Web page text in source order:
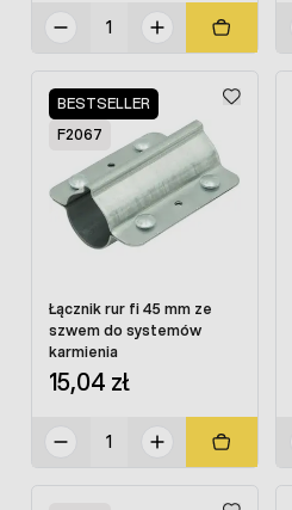
BESTSELLER
F2067
Łącznik rur fi 45 mm ze
szwem do systemów
karmienia
15,04 zł